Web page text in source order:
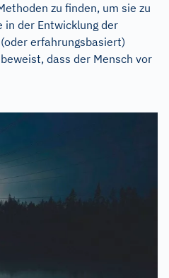
zu finden, um sie zu
in der Entwicklung der
erfahrungsbasiert)
dass der Mensch vor